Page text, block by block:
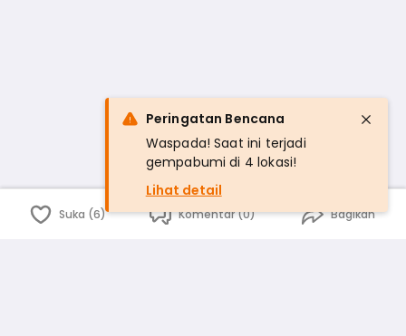
Suka (6) Komentar (0) Bagikan
Peringatan Bencana
Waspada! Saat ini terjadi
gempabumi di 4 lokasi!
Lihat detail